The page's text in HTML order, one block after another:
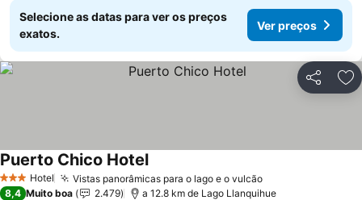
Selecione as datas para ver os preços
exatos.
Ver preços
Partilhar
3 EstrelasHotel Vistas panorâmicas para o lago e o vulcão
Puerto Chico Hotel
8,4 Muito boa 2.479 a 12.8 km de Lago Llanquihue